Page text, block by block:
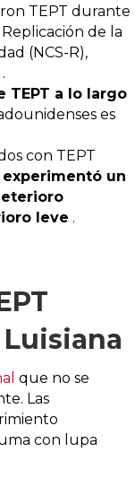
TEPT durante
de la
(NCS-R),
.
TEPT a lo largo
es
con TEPT
experimentó un
leve .
que no se
Las
con lupa